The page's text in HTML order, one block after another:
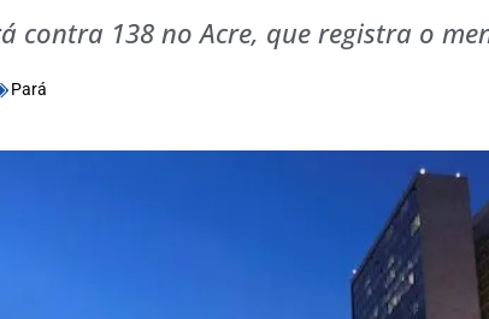
contra 138 no Acre, que registra o
Pará